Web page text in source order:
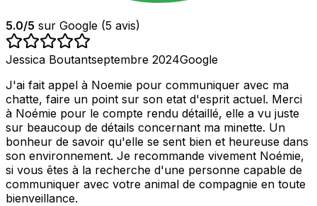
5.0/5 sur Google (5 avis)
Jessica Boutantseptembre 2024Google
J'ai fait appel à Noemie pour communiquer avec ma
chatte, faire un point sur son etat d'esprit actuel. Merci
à Noémie pour le compte rendu détaillé, elle a vu juste
sur beaucoup de détails concernant ma minette. Un
bonheur de savoir qu'elle se sent bien et heureuse dans
son environnement. Je recommande vivement Noémie,
si vous êtes à la recherche d'une personne capable de
communiquer avec votre animal de compagnie en toute
bienveillance.